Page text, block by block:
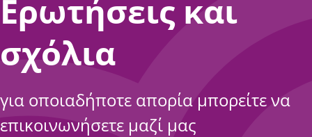
Ερωτήσεις και
σχόλια
για οποιαδήποτε απορία μπορείτε να
επικοινωνήσετε μαζί μας